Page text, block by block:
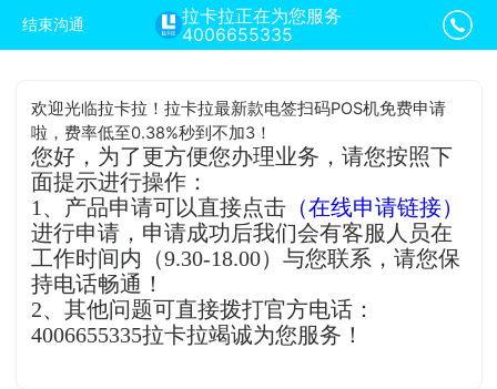
结束沟通
拉卡拉正在为您服务
4006655335
欢迎光临拉卡拉！拉卡拉最新款电签扫码POS机免费申请
啦，费率低至0.38%秒到不加3！
您好，为了更方便您办理业务，请您按照下
面提示进行操作：
1、产品申请可以直接点击 （在线申请链接）
进行申请，申请成功后我们会有客服人员在
工作时间内（9.30-18.00）与您联系，请您保
持电话畅通！
2、其他问题可直接拨打官方电话：
4006655335拉卡拉竭诚为您服务！